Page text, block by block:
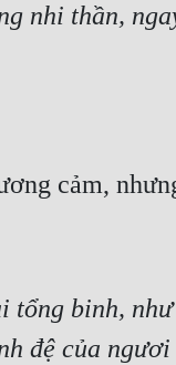
nhi thần,
cảm,
binh,
đệ của